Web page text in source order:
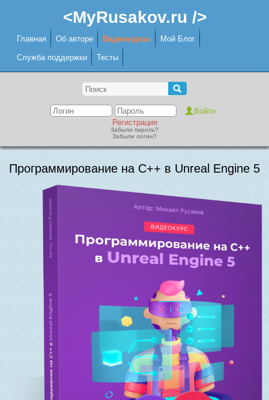
<MyRusakov.ru />
Главная Об авторе Видеокурсы Мой Блог
Служба поддержки Тесты
Регистрация
Забыли пароль?
Забыли логин?
Программирование на C++ в Unreal Engine 5